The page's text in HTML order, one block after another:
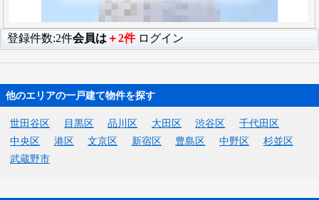
登録件数:2件会員は ＋2件 ログイン
他のエリアの一戸建て物件を探す
世田谷区 目黒区 品川区 大田区 渋谷区
千代田区
中央区
港区 文京区 新宿区 豊島区 中野区
杉並区
武蔵野市